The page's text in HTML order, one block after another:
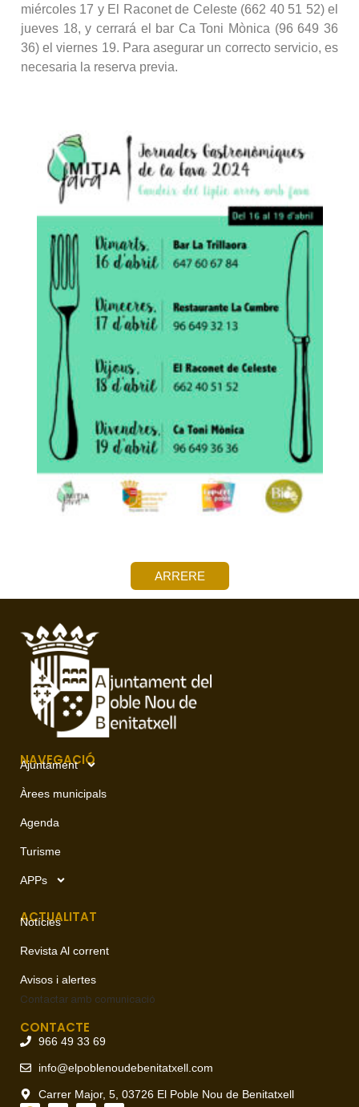
miércoles 17 y El Raconet de Celeste (662 40 51 52) el
jueves 18, y cerrará el bar Ca Toni Mònica (96 649 36
36) el viernes 19. Para asegurar un correcto servicio, es
necesaria la reserva previa.
ARRERE
NAVEGACIÓ
Ajuntament
Àrees municipals
Agenda
Turisme
APPs
ACTUALITAT
Notícies
Revista Al corrent
Avisos i alertes
Contactar amb comunicació
CONTACTE
966 49 33 69
info@elpoblenoudebenitatxell.com
Carrer Major, 5, 03726 El Poble Nou de Benitatxell